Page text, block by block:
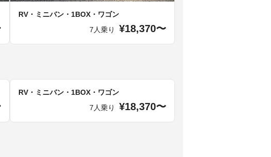
RV・ミニバン・1BOX・ワゴン
7人乗り
¥18,370〜
RV・ミニバン・1BOX・ワゴン
7人乗り
¥18,370〜